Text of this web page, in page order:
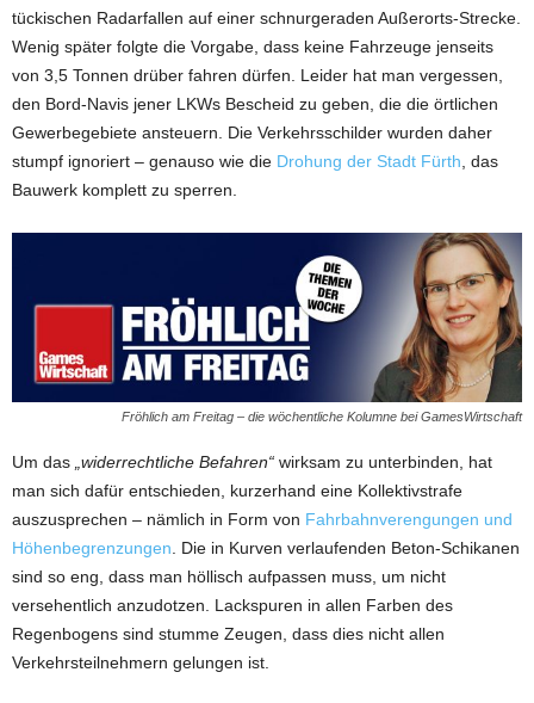
tückischen Radarfallen auf einer schnurgeraden Außerorts-Strecke.
Wenig später folgte die Vorgabe, dass keine Fahrzeuge jenseits
von 3,5 Tonnen drüber fahren dürfen. Leider hat man vergessen,
den Bord-Navis jener LKWs Bescheid zu geben, die die örtlichen
Gewerbegebiete ansteuern. Die Verkehrsschilder wurden daher
stumpf ignoriert – genauso wie die Drohung der Stadt Fürth , das
Bauwerk komplett zu sperren.
Fröhlich am Freitag – die wöchentliche Kolumne bei GamesWirtschaft
Um das „widerrechtliche Befahren“ wirksam zu unterbinden, hat
man sich dafür entschieden, kurzerhand eine Kollektivstrafe
auszusprechen – nämlich in Form von Fahrbahnverengungen und
Höhenbegrenzungen . Die in Kurven verlaufenden Beton-Schikanen
sind so eng, dass man höllisch aufpassen muss, um nicht
versehentlich anzudotzen. Lackspuren in allen Farben des
Regenbogens sind stumme Zeugen, dass dies nicht allen
Verkehrsteilnehmern gelungen ist.